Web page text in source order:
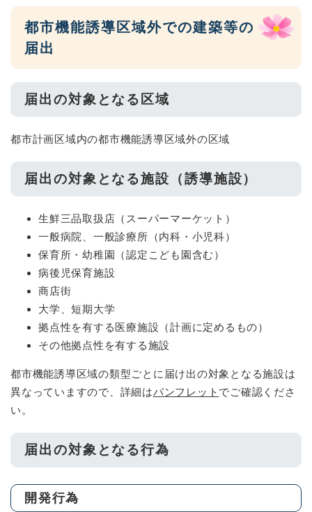
都市機能誘導区域外での建築等の
届出
届出の対象となる区域
都市計画区域内の都市機能誘導区域外の区域
届出の対象となる施設（誘導施設）
生鮮三品取扱店（スーパーマーケット）
一般病院、一般診療所（内科・小児科）
保育所・幼稚園（認定こども園含む）
病後児保育施設
商店街
大学、短期大学
拠点性を有する医療施設（計画に定めるもの）
その他拠点性を有する施設
都市機能誘導区域の類型ごとに届け出の対象となる施設は
異なっていますので、詳細はパンフレット でご確認くださ
い。
届出の対象となる行為
開発行為